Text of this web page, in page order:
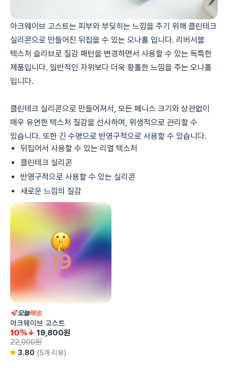
아크웨이브 고스트는 피부와 부딪히는 느낌을 주기 위해 클린테크
실리콘으로 만들어진 뒤집을 수 있는 오나홀 입니다. 리버서블
텍스처 슬리브로 질감 패턴을 변경하면서 사용할 수 있는 독특한
제품입니다. 일반적인 자위보다 더욱 황홀한 느낌을 주는 오나홀
입니다.
클린테크 실리콘으로 만들어져서, 모든 페니스 크기와 상관없이
매우 유연한 텍스처 질감을 선사하며, 위생적으로 관리할 수
있습니다. 또한 긴 수명으로 반영구적으로 사용할 수 있습니다.
뒤집어서 사용할 수 있는 리얼 텍스처
클린테크 실리콘
반영구적으로 사용할 수 있는 실리콘
새로운 느낌의 질감
아크웨이브 고스트
10%↓ 19,800원
22,000원
3.80 (5개 리뷰)